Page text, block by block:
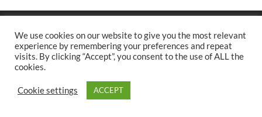
Stolz präsentiertWordPressundHitMag.
We use cookies on our website to give you the most relevant
experience by remembering your preferences and repeat
visits. By clicking “Accept”, you consent to the use of ALL the
cookies.
Cookie settings ACCEPT